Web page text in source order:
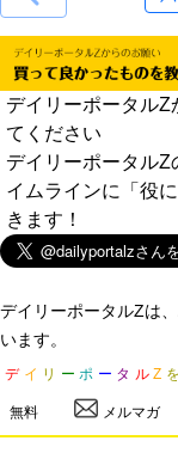
デイリーポータルZ
てください
デイリーポータルZ
イムラインに「役
きます！
デイリーポータルZは
います。
デ イ リ ー ポ ー タ ル Z を
無料 メルマガ